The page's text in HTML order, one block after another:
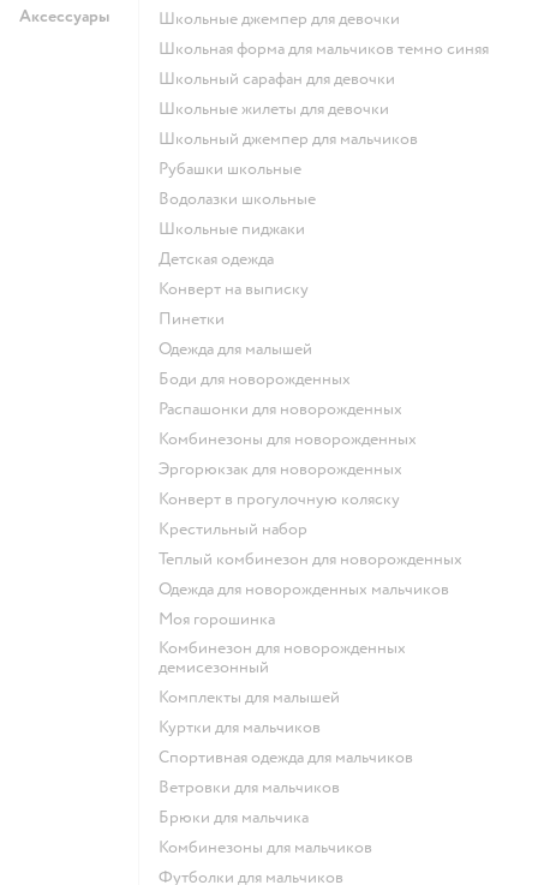
Аксессуары
Школьные джемпер для девочки
Школьная форма для мальчиков темно синяя
Школьный сарафан для девочки
Школьные жилеты для девочки
Школьный джемпер для мальчиков
Рубашки школьные
Водолазки школьные
Школьные пиджаки
Детская одежда
Конверт на выписку
Пинетки
Одежда для малышей
Боди для новорожденных
Распашонки для новорожденных
Комбинезоны для новорожденных
Эргорюкзак для новорожденных
Конверт в прогулочную коляску
Крестильный набор
Теплый комбинезон для новорожденных
Одежда для новорожденных мальчиков
Моя горошинка
Комбинезон для новорожденных
демисезонный
Комплекты для малышей
Куртки для мальчиков
Спортивная одежда для мальчиков
Ветровки для мальчиков
Брюки для мальчика
Комбинезоны для мальчиков
Футболки для мальчиков